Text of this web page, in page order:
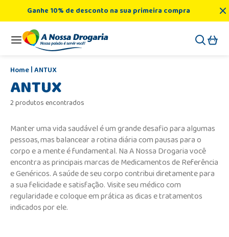
Ganhe 10% de desconto na sua primeira compra
ANTUX
ANTUX
2 produtos encontrados
Manter uma vida saudável é um grande desafio para algumas
pessoas, mas balancear a rotina diária com pausas para o
corpo e a mente é fundamental. Na A Nossa Drogaria você
encontra as principais marcas de Medicamentos de Referência
e Genéricos. A saúde de seu corpo contribui diretamente para
a sua felicidade e satisfação. Visite seu médico com
regularidade e coloque em prática as dicas e tratamentos
indicados por ele.